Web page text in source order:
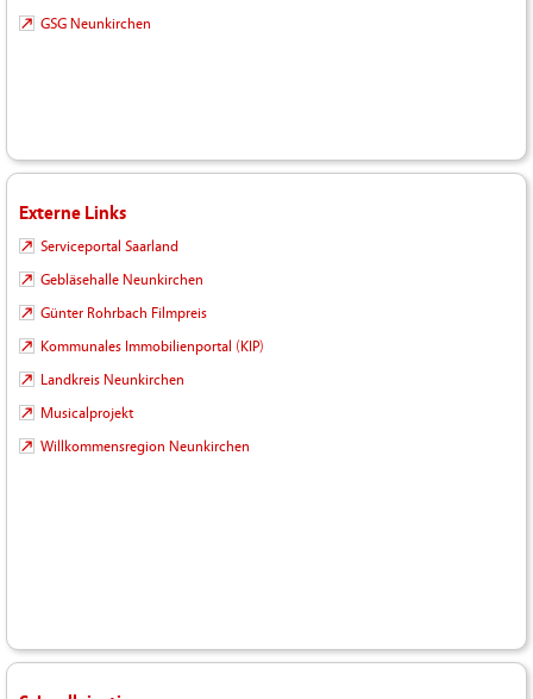
GSG Neunkirchen
Externe Links
Serviceportal Saarland
Gebläsehalle Neunkirchen
Günter Rohrbach Filmpreis
Kommunales Immobilienportal (KIP)
Landkreis Neunkirchen
Musicalprojekt
Willkommensregion Neunkirchen